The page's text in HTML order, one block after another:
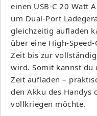
einen USB-C 20 Watt
um Dual-Port
gleichzeitig aufladen
über eine High-
Zeit bis zur
wird. Somit kannst du
Zeit aufladen –
den Akku des Handys
vollkriegen möchte.